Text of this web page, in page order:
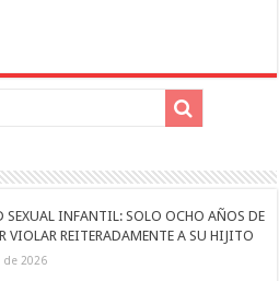
SEXUAL INFANTIL: SOLO OCHO AÑOS DE
VIOLAR REITERADAMENTE A SU HIJITO
de 2026